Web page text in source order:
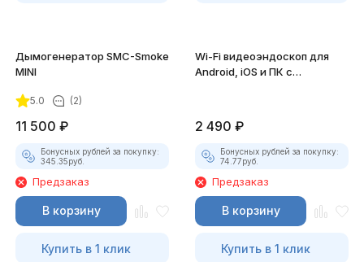
Дымогенератор SMC-Smoke
MINI
5.0 (2)
11 500 ₽
Бонусных рублей за покупку:
345.35руб.
Предзаказ
В корзину
Купить в 1 клик
Wi-Fi видеоэндоскоп для
Android, iOS и ПК с
2 490 ₽
Бонусных рублей за покупку:
74.77руб.
Предзаказ
В корзину
Купить в 1 клик